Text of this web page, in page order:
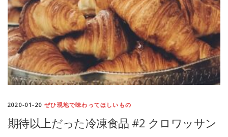
WORK– デンマークの働き方
OUR INSIGHT – 日本人の考察
MEDIA– メディア掲載 TRAVEL– 旅行
EVERYDAY– 日常ブログ
2020-01-20ぜひ現地で味わってほしいもの
期待以上だった冷凍食品 #2 クロワッサン